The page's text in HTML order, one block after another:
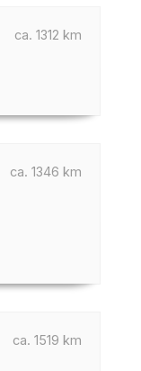
ca. 1312 km
ca. 1346 km
ca. 1519 km